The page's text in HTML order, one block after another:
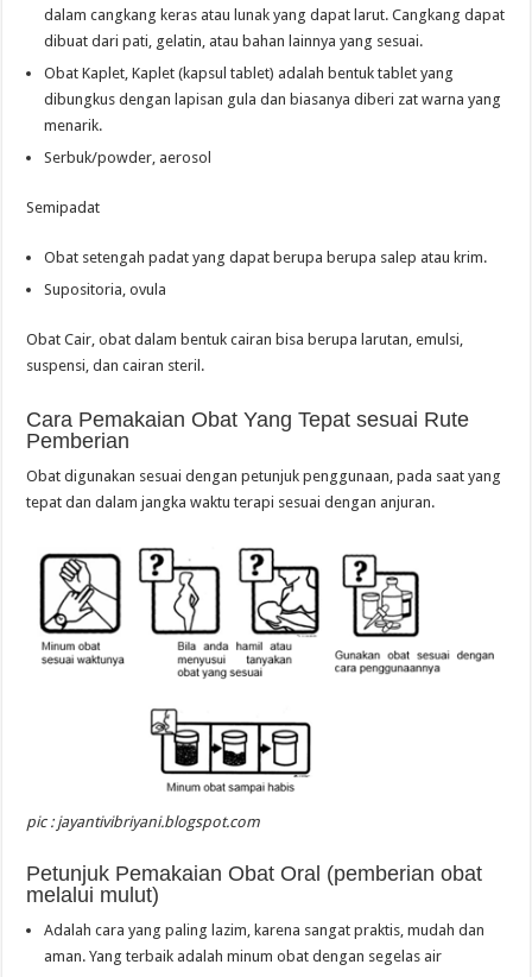
dalam cangkang keras atau lunak yang dapat larut. Cangkang dapat
dibuat dari pati, gelatin, atau bahan lainnya yang sesuai.
Obat Kaplet, Kaplet (kapsul tablet) adalah bentuk tablet yang
dibungkus dengan lapisan gula dan biasanya diberi zat warna yang
menarik.
Serbuk/powder, aerosol
Semipadat
Obat setengah padat yang dapat berupa berupa salep atau krim.
Supositoria, ovula
Obat Cair, obat dalam bentuk cairan bisa berupa larutan, emulsi,
suspensi, dan cairan steril.
Cara Pemakaian Obat Yang Tepat sesuai Rute
Pemberian
Obat digunakan sesuai dengan petunjuk penggunaan, pada saat yang
tepat dan dalam jangka waktu terapi sesuai dengan anjuran.
pic : jayantivibriyani.blogspot.com
Petunjuk Pemakaian Obat Oral (pemberian obat
melalui mulut)
Adalah cara yang paling lazim, karena sangat praktis, mudah dan
aman. Yang terbaik adalah minum obat dengan segelas air